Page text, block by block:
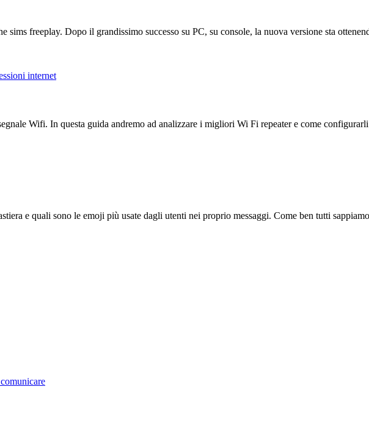
sims freeplay. Dopo il grandissimo successo su PC, su console, la nuova versione sta
internet
Wifi. In questa guida andremo ad analizzare i migliori Wi Fi repeater e come
e quali sono le emoji più usate dagli utenti nei proprio messaggi. Come ben tutti